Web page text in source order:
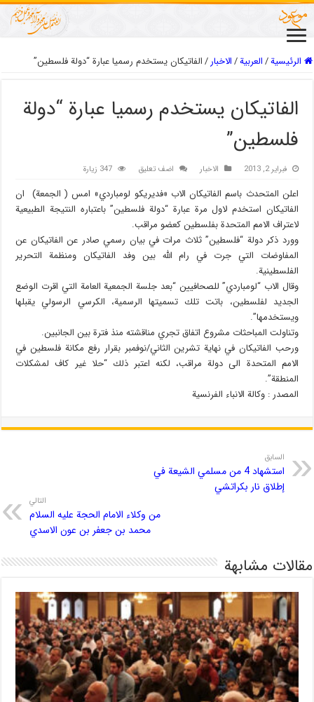
الرئيسية/العربیة/الاخبار/الفاتيكان يستخدم رسميا عبارة “دولة فلسطين”
الفاتيكان يستخدم رسميا عبارة “دولة
فلسطين”
فبراير 2, 2013 الاخبار اضف تعليق 347 زيارة
اعلن المتحدث باسم الفاتيكان الاب «فديريكو لومباردي» امس ( الجمعة) ان
الفاتيكان استخدم لاول مرة عبارة “دولة فلسطين” باعتباره النتيجة الطبيعية
لاعتراف الامم المتحدة بفلسطين كعضو مراقب.
وورد ذكر دولة “فلسطين” ثلاث مرات في بيان رسمي صادر عن الفاتيكان عن
المفاوضات التي جرت في رام الله بين وفد الفاتيكان ومنظمة التحرير
الفلسطينية.
وقال الاب “لومباردي” للصحافيين “بعد جلسة الجمعية العامة التي اقرت الوضع
الجديد لفلسطين، باتت تلك تسميتها الرسمية، الكرسي الرسولي يقبلها
ويستخدمها”.
وتناولت المباحثات مشروع اتفاق تجري مناقشته منذ فترة بين الجانبين.
ورحب الفاتيكان في نهاية تشرين الثاني/نوفمبر بقرار رفع مكانة فلسطين في
الامم المتحدة الى دولة مراقب، لكنه اعتبر ذلك “حلا غير كاف لمشكلات
المنطقة”.
المصدر : وكالة الانباء الفرنسية
السابق
استشهاد 4 من مسلمي الشيعة في
إطلاق نار بكراتشي
التالي
من وكلاء الامام الحجة عليه السلام
محمد بن جعفر بن عون الاسدي
مقالات مشابهة